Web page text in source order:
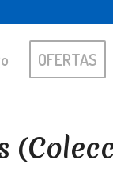
OFERTAS